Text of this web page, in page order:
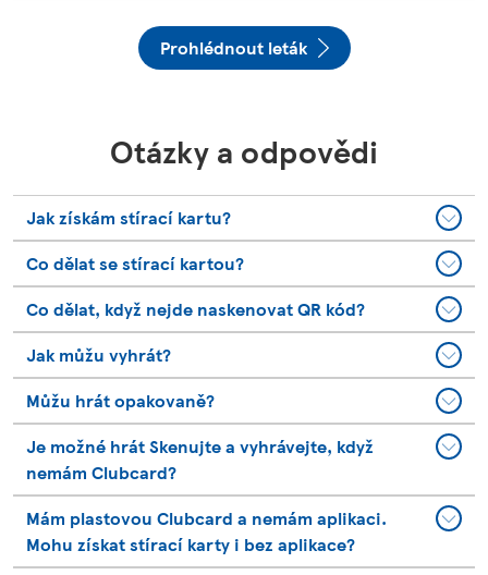
Prohlédnout leták
Otázky a odpovědi
Jak získám stírací kartu?
Co dělat se stírací kartou?
Co dělat, když nejde naskenovat QR kód?
Jak můžu vyhrát?
Můžu hrát opakovaně?
Je možné hrát Skenujte a vyhrávejte, když
nemám Clubcard?
Mám plastovou Clubcard a nemám aplikaci.
Mohu získat stírací karty i bez aplikace?